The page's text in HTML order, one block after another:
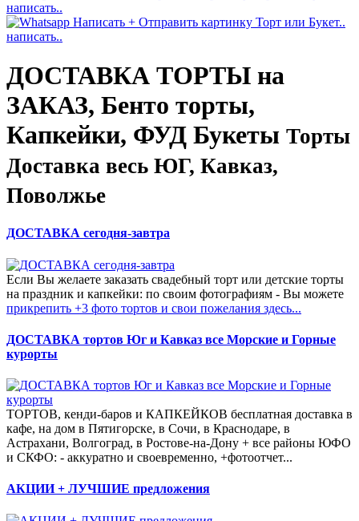
написать..
написать..
ДОСТАВКА ТОРТЫ на
ЗАКАЗ, Бенто торты,
Капкейки, ФУД Букеты Торты
Доставка весь ЮГ, Кавказ,
Поволжье
ДОСТАВКА сегодня-завтра
Если Вы желаете заказать свадебный торт или детские торты
на праздник и капкейки: по своим фотографиям - Вы можете
прикрепить +3 фото тортов и свои пожелания здесь...
ДОСТАВКА тортов Юг и Кавказ все Морские и Горные
курорты
ТОРТОВ, кенди-баров и КАПКЕЙКОВ бесплатная доставка в
кафе, на дом в Пятигорске, в Сочи, в Краснодаре, в
Астрахани, Волгоград, в Ростове-на-Дону + все районы ЮФО
и СКФО: - аккуратно и своевременно, +фотоотчет...
АКЦИИ + ЛУЧШИЕ предложения